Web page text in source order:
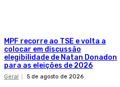
MPF recorre ao TSE e volta a
colocar em discussão
elegibilidade de Natan Donadon
para as eleições de 2026
Geral 5 de agosto de 2026